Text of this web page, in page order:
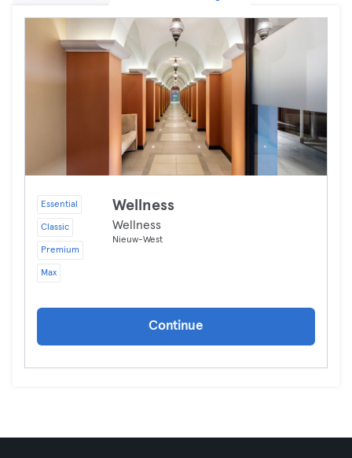
Essential
Classic
Premium
Max
Wellness
Wellness
Nieuw-West
Continue